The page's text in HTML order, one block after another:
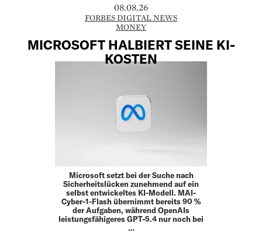
08.08.26
FORBES DIGITAL NEWS
MONEY
MICROSOFT HALBIERT SEINE KI-
KOSTEN
Microsoft setzt bei der Suche nach
Sicherheitslücken zunehmend auf ein
selbst entwickeltes KI-Modell. MAI-
Cyber-1-Flash übernimmt bereits 90 %
der Aufgaben, während OpenAIs
leistungsfähigeres GPT-5.4 nur noch bei
…